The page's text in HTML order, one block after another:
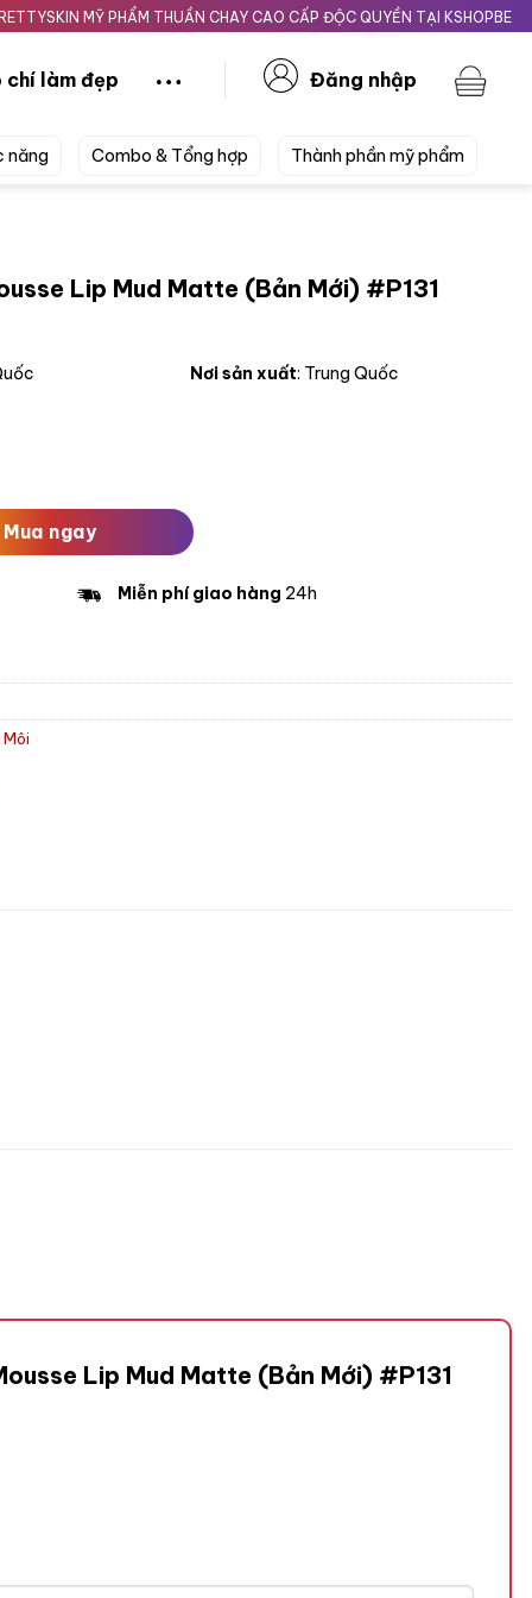
MỸ PHẨM THUẦN CHAY CAO CẤP ĐỘC QUYỀN TẠI KSHOPBEAUTY.VN
chí làm đẹp Đăng nhập
năng Combo & Tổng hợp Thành phần mỹ phẩm
Lip Mud Matte (Bản Mới) #P131
Nơi sản xuất: Trung Quốc
Matte (Bản Mới) #P131 Sweet Bean 2g Nâu Hồng Sữa số
Mua ngay
Miễn phí giao hàng 24h
Lip Mud Matte (Bản Mới) #P131